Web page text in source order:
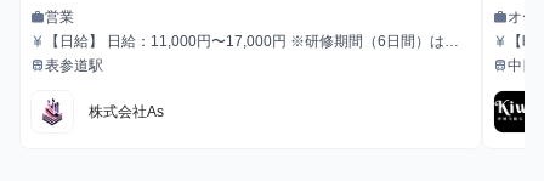
職種
work営業
給与
currency_yen
【日給】 日給：11,000円〜17,000円 ※研修期間（6日間）は日
給9,000円 【その他手当】 遠方手当：1,000円/日 フル出勤手当：
最寄駅
train表参道駅
株式会社As
求し
職種
workオー
給与
currency_yen
【
給し
月給
あり ※年
最寄駅
train中目